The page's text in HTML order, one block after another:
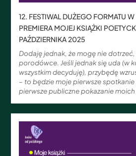
12. FESTIWAL DUŻEGO FORMATU
PREMIERA MOJEJ KSIĄŻKI
PAŹDZIERNIKA 2025
Dodaję jednak, że mogę nie
porodówce. Jeśli jednak się uda (w
wszystkim decyduję), przybędę
– to będzie moje pierwsze spotkanie
pierwsze publiczne pokazanie moich